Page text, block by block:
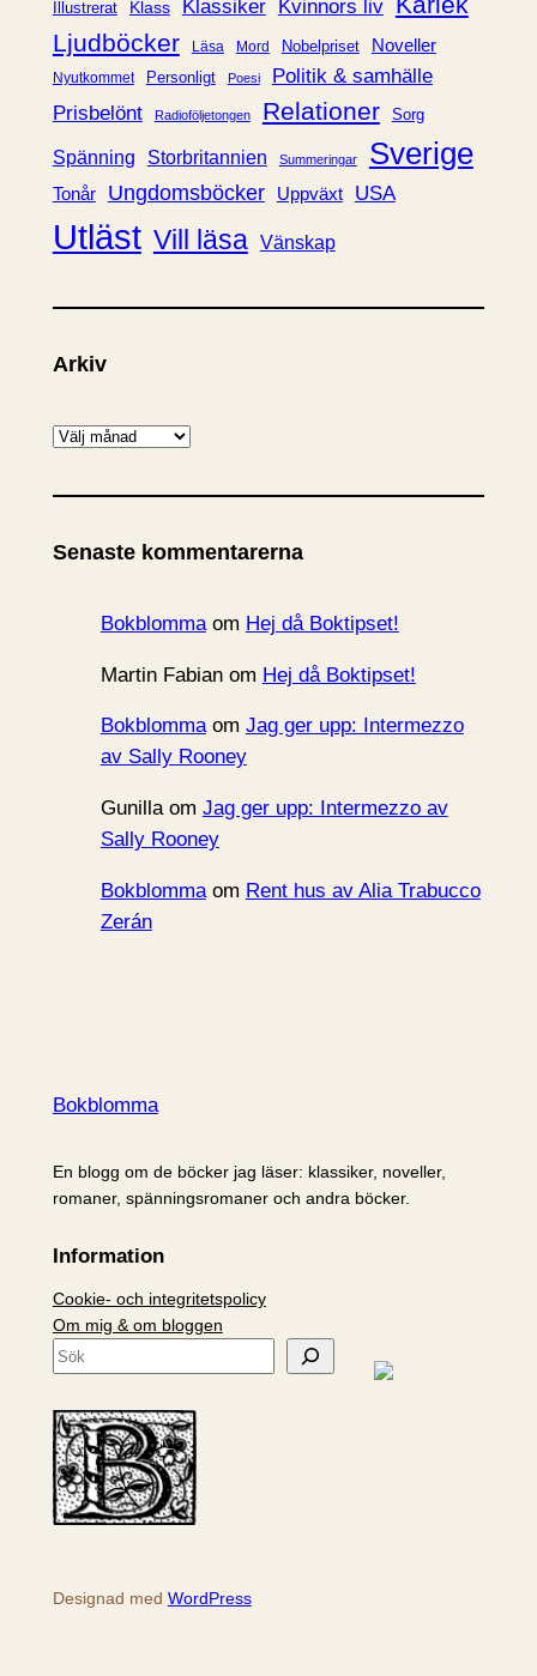
Illustrerat Klass Klassiker Kvinnors liv
Ljudböcker
Läsa Mord Nobelpriset Noveller
Nyutkommet Personligt Poesi
Politik & samhälle
Prisbelönt
Radioföljetongen Relationer Sorg
Spänning Storbritannien Summeringar Sverige
Tonår Ungdomsböcker Uppväxt USA
Utläst Vill läsa Vänskap
Arkiv
A
k
v
Senaste kommentarerna
Bokblommaom Hej då Boktipset!
Martin Fabianom Hej då Boktipset!
Bokblommaom Jag ger upp: Intermezzo
av Sally Rooney
Gunillaom Jag ger upp: Intermezzo av
Sally Rooney
Bokblommaom Rent hus av Alia Trabucco
Zerán
Bokblomma
En blogg om de böcker jag läser: klassiker, noveller,
romaner, spänningsromaner och andra böcker.
Information
Cookie- och integritetspolicy
Om mig & om bloggen
S
k
Designad med WordPress